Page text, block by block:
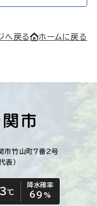
へ戻る ホームに戻る
竹山町7番2号
）
℃
降水確率
69 %